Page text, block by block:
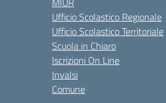
Ufficio Scolastico Regionale
Ufficio Scolastico Territoriale
Scuola in Chiaro
Iscrizioni On Line
Invalsi
Comune